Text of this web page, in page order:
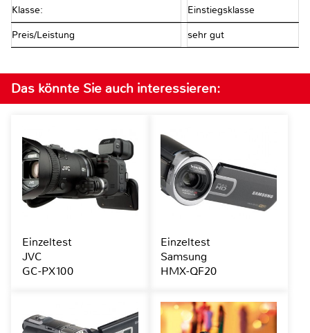
Klasse: Einstiegsklasse
Preis/Leistung sehr gut
Das könnte Sie auch interessieren:
Einzeltest
JVC
GC-PX100
Einzeltest
Samsung
HMX-QF20